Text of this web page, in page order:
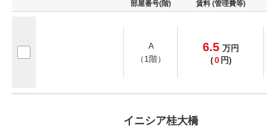
部屋番号(階) 賃料 (管理費等)
A
（1階）
6.5 万円
(0 円)
イニシア桂大橋